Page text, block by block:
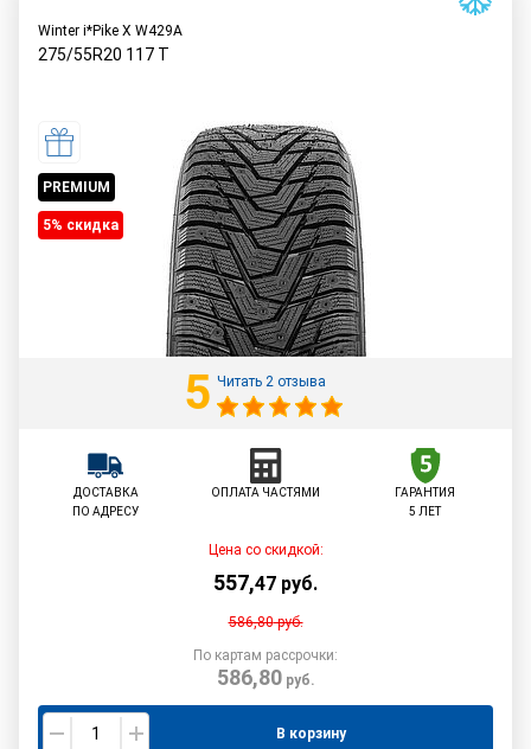
Winter i*Pike X W429A
275/55R20 117 T
PREMIUM
5% cкидка
5 Читать 2 отзыва
ДОСТАВКА
ПО АДРЕСУ
ОПЛАТА ЧАСТЯМИ
ГАРАНТИЯ
5 ЛЕТ
Цена со скидкой:
557,47 руб.
586,80руб.
По картам рассрочки:
586,80руб.
В корзину